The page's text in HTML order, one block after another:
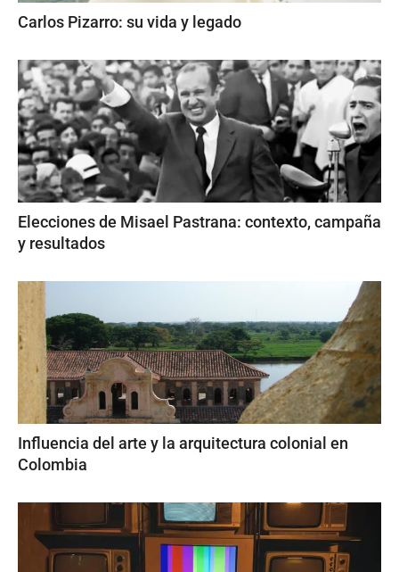
Carlos Pizarro: su vida y legado
Elecciones de Misael Pastrana: contexto, campaña
y resultados
Influencia del arte y la arquitectura colonial en
Colombia